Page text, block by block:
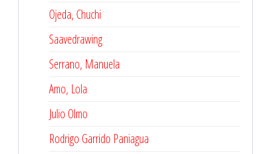
Ojeda, Chuchi
Saavedrawing
Serrano, Manuela
Amo, Lola
Julio Olmo
Rodrigo Garrido Paniagua